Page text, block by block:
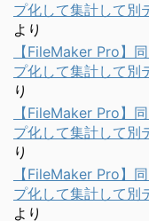
プ化して集計して別
より
【FileMaker Pro】
プ化して集計して別
り
【FileMaker Pro】
プ化して集計して別
り
【FileMaker Pro】
プ化して集計して別
より